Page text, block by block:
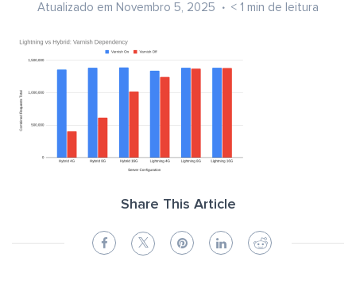
Atualizado em Novembro 5, 2025 < 1 min de leitura
Share This Article